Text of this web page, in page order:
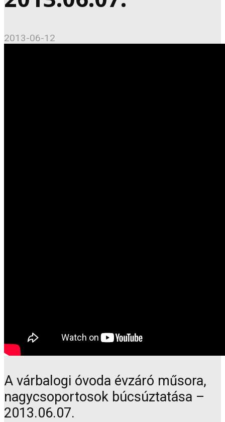
2013-06-12
A várbalogi óvoda évzáró műsora,
nagycsoportosok búcsúztatása –
2013.06.07.